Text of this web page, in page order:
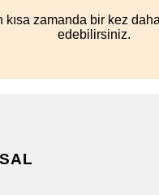
kısa zamanda bir kez
edebilirsiniz.